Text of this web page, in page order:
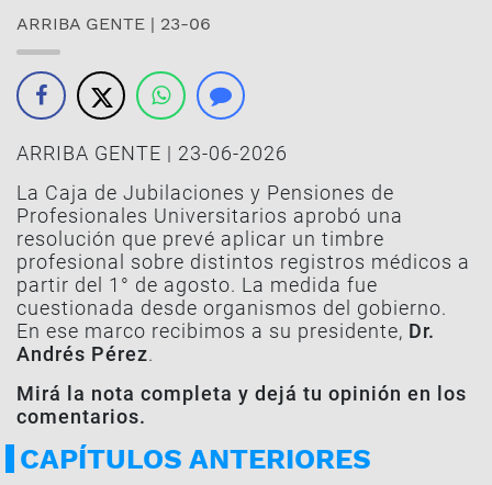
ARRIBA GENTE | 23-06
ARRIBA GENTE | 23-06-2026
La Caja de Jubilaciones y Pensiones de
Profesionales Universitarios aprobó una
resolución que prevé aplicar un timbre
profesional sobre distintos registros médicos a
partir del 1° de agosto. La medida fue
cuestionada desde organismos del gobierno.
En ese marco recibimos a su presidente, Dr.
Andrés Pérez.
Mirá la nota completa y dejá tu opinión en los
comentarios.
CAPÍTULOS ANTERIORES